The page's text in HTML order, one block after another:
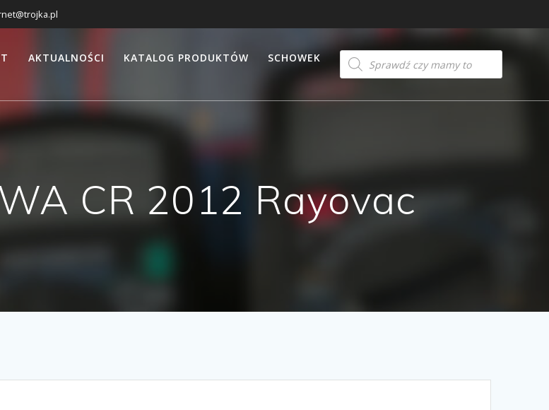
AKTUALNOŚCI KATALOG PRODUKTÓW SCHOWEK
Products
search
CR 2012 Rayovac